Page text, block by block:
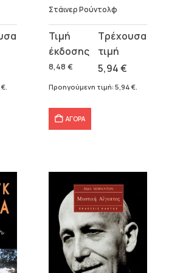
€
Στάινερ Ρούντολφ
8,48 €
Original
price
was:
8,48 €.
5,94€
Η
τρέχουσα
τιμή
Προηγούμενη τιμή: 5,94 €
ΑΓΟΡΑ